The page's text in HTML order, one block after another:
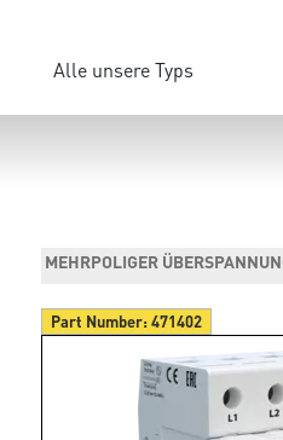
Alle unsere Typs
MEHRPOLIGER
Part Number:471402